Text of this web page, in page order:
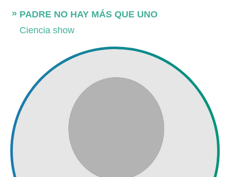
PADRE NO HAY MÁS QUE UNO
Ciencia show